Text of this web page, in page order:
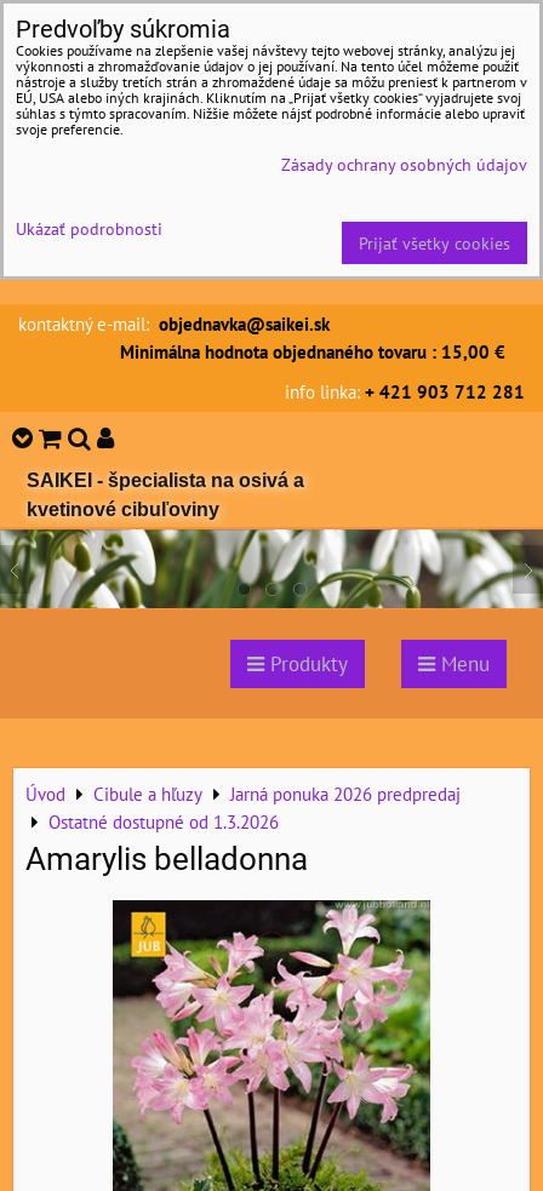
kontaktný e-mail: objednavka@saikei.sk
Minimálna hodnota objednaného tovaru : 15,00 €
info linka: + 421 903 712 281
SAIKEI - špecialista na osivá a
kvetinové cibuľoviny
Produkty Menu
Úvod Cibule a hľuzy
Jarná ponuka 2026 predpredaj
Ostatné dostupné od 1.3.2026
Amarylis belladonna
Predvoľby súkromia
Cookies používame na zlepšenie vašej návštevy tejto webovej stránky, analýzu jej
výkonnosti a zhromažďovanie údajov o jej používaní. Na tento účel môžeme použiť
nástroje a služby tretích strán a zhromaždené údaje sa môžu preniesť k partnerom v
EÚ, USA alebo iných krajinách. Kliknutím na „Prijať všetky cookies“ vyjadrujete svoj
súhlas s týmto spracovaním. Nižšie môžete nájsť podrobné informácie alebo upraviť
svoje preferencie.
Zásady ochrany osobných údajov
Ukázať podrobnosti
Prijať všetky cookies